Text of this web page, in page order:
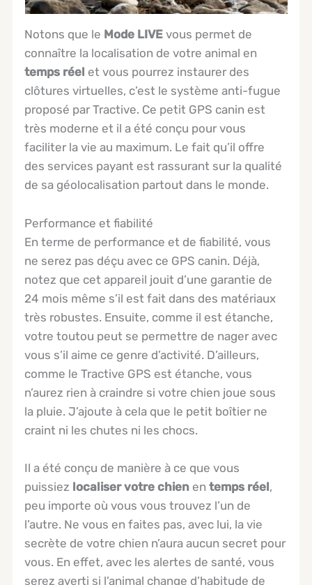
Notons que le Mode LIVE vous permet de
connaître la localisation de votre animal en
temps réel et vous pourrez instaurer des
clôtures virtuelles, c’est le système anti-fugue
proposé par Tractive. Ce petit GPS canin est
très moderne et il a été conçu pour vous
faciliter la vie au maximum. Le fait qu’il offre
des services payant est rassurant sur la qualité
de sa géolocalisation partout dans le monde.
Performance et fiabilité
En terme de performance et de fiabilité, vous
ne serez pas déçu avec ce GPS canin. Déjà,
notez que cet appareil jouit d’une garantie de
24 mois même s’il est fait dans des matériaux
très robustes. Ensuite, comme il est étanche,
votre toutou peut se permettre de nager avec
vous s’il aime ce genre d’activité. D’ailleurs,
comme le Tractive GPS est étanche, vous
n’aurez rien à craindre si votre chien joue sous
la pluie. J’ajoute à cela que le petit boîtier ne
craint ni les chutes ni les chocs.
Il a été conçu de manière à ce que vous
puissiez localiser votre chien entemps réel,
peu importe où vous vous trouvez l’un de
l’autre. Ne vous en faites pas, avec lui, la vie
secrète de votre chien n’aura aucun secret pour
vous. En effet, avec les alertes de santé, vous
serez averti si l’animal change d’habitude de